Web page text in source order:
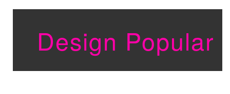
Design Popular